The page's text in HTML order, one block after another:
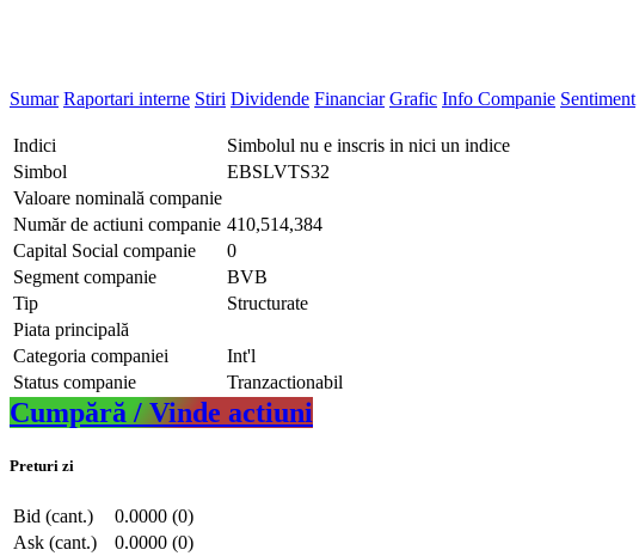
Sumar Raportari interne Stiri Dividende Financiar Grafic Info Companie Sentiment
Indici
Simbolul nu e inscris in nici un indice
Simbol
EBSLVTS32
Valoare nominală companie
Număr de actiuni companie 410,514,384
Capital Social companie
0
Segment companie
BVB
Tip
Structurate
Piata principală
Categoria companiei
Int'l
Status companie
Tranzactionabil
Cumpără / Vinde actiuni
Preturi zi
Bid (cant.)
0.0000 (0)
Ask (cant.)
0.0000 (0)